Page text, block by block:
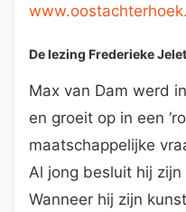
De lezing Frederieke
Max van Dam werd
en groeit op in een
maatschappelijke
Al jong besluit hij
Wanneer hij zijn